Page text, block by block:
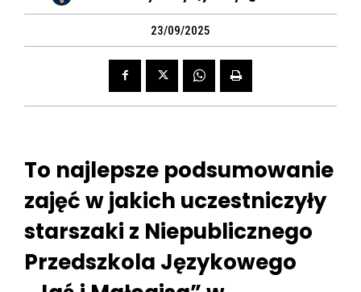
23/09/2025
To najlepsze podsumowanie
zajęć w jakich uczestniczyły
starszaki z Niepublicznego
Przedszkola Językowego